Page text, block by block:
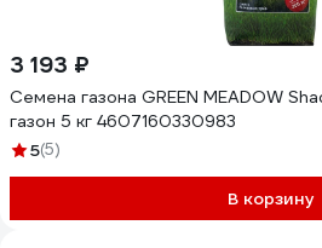
3 193 ₽
Семена газона GREEN MEADOW
газон 5 кг 4607160330983
5(5)
В корзину